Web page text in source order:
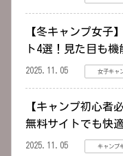
【冬キャンプ女子
ト4選！見た目も
2025.11.05 女子キャ
【キャンプ初心者
無料サイトでも快
2025.11.05 キャンプ